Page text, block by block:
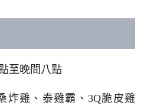
至晚間八點
炸雞、泰雞霸、3Q脆皮雞